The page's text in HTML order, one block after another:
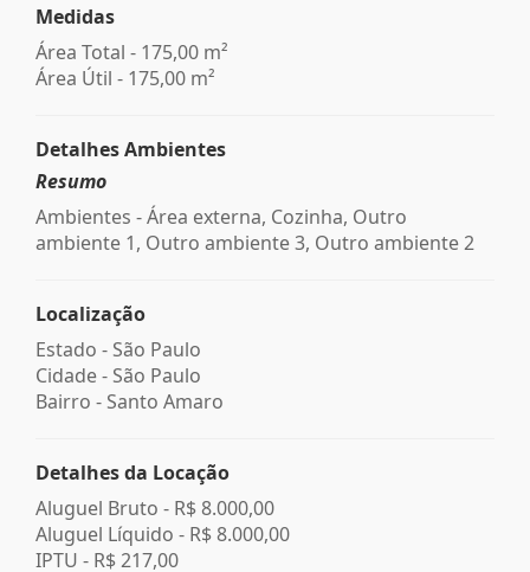
Medidas
Área Total - 175,00 m²
Área Útil - 175,00 m²
Detalhes Ambientes
Resumo
Ambientes - Área externa, Cozinha, Outro
ambiente 1, Outro ambiente 3, Outro ambiente 2
Localização
Estado - São Paulo
Cidade - São Paulo
Bairro - Santo Amaro
Detalhes da Locação
Aluguel Bruto - R$ 8.000,00
Aluguel Líquido - R$ 8.000,00
IPTU - R$ 217,00